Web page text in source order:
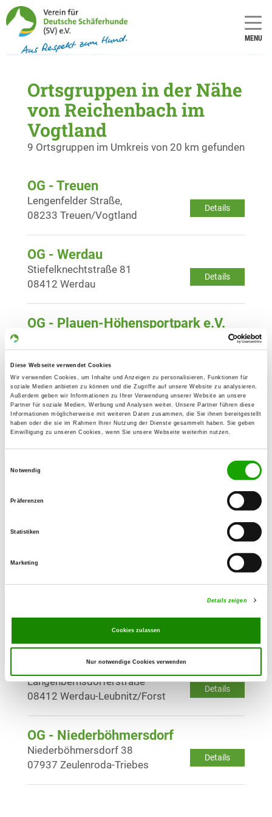
Diese Webseite verwendet Cookies
Wir verwenden Cookies, um Inhalte und Anzeigen zu personalisieren, Funktionen für
soziale Medien anbieten zu können und die Zugriffe auf unsere Website zu analysieren.
Außerdem geben wir Informationen zu Ihrer Verwendung unserer Website an unsere
Partner für soziale Medien, Werbung und Analysen weiter. Unsere Partner führen diese
Informationen möglicherweise mit weiteren Daten zusammen, die Sie ihnen bereitgestellt
haben oder die sie im Rahmen Ihrer Nutzung der Dienste gesammelt haben. Sie geben
Einwilligung zu unseren Cookies, wenn Sie unsere Webseite weiterhin nutzen.
Notwendig
Präferenzen
Statistiken
Marketing
Details zeigen
Cookies zulassen
Nur notwendige Cookies verwenden
MENU
Ortsgruppen in der Nähe
von Reichenbach im
Vogtland
9 Ortsgruppen im Umkreis von 20 km gefunden
OG - Treuen
Details
Lengenfelder Straße,
08233 Treuen/Vogtland
OG - Werdau
Details
Stiefelknechtstraße 81
08412 Werdau
OG - Plauen-Höhensportpark e.V.
08527 Plauen
OG - Reichenbach/Vogtland e.V.
Details
Am Karlsturm 3
08468 Reichenbach
Pausaer Str. 173
OG - Zwickau-Mitte
08066 Zwickau
Details
OG - Leubnitz und Umgebung e.V.
Details
Langenbernsdorferstraße
08412 Werdau-Leubnitz/Forst
OG - Niederböhmersdorf
Details
Niederböhmersdorf 38
07937 Zeulenroda-Triebes